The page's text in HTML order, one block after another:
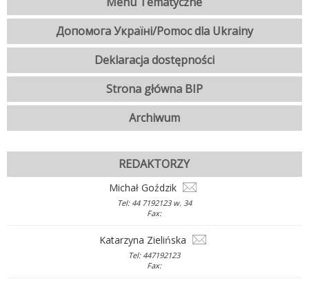
Допомога Україні/Pomoc dla Ukrainy
Deklaracja dostępności
Strona główna BIP
Archiwum
REDAKTORZY
Michał Goździk
Tel: 44 7192123 w. 34
Fax:
Katarzyna Zielińska
Tel: 447192123
Fax: